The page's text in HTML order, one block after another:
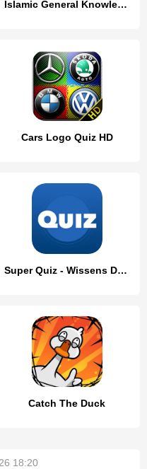
Islamic General Knowledge Quiz
Cars Logo Quiz HD
Super Quiz - Wissens Deutsch
Catch The Duck
18:20